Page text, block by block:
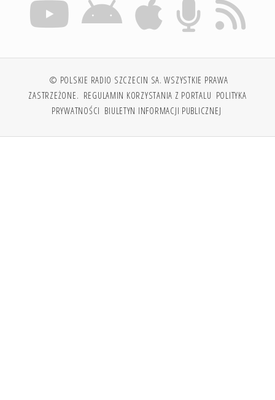
© POLSKIE RADIO SZCZECIN SA. WSZYSTKIE PRAWA
ZASTRZEŻONE. REGULAMIN KORZYSTANIA Z PORTALU POLITYKA
PRYWATNOŚCI BIULETYN INFORMACJI PUBLICZNEJ